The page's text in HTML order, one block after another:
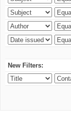
New Filters: